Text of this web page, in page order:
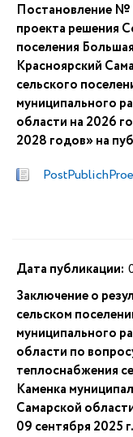
Постановление №
проекта решения
поселения
Красноярский
сельского
муниципального
области на 2026
2028 годов» на
Дата публикации:
Заключение о
сельском
муниципального
области по
теплоснабжения
Каменка
Самарской
09 сентября 2025 г.